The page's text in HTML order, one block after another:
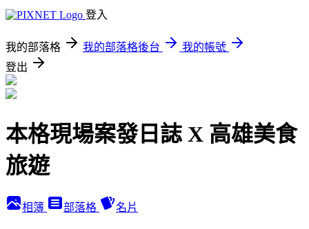
登入
我的部落格 我的部落格後台
我的帳號
登出
本格現場案發日誌 X 高雄美食
旅遊
相簿 部落格 名片